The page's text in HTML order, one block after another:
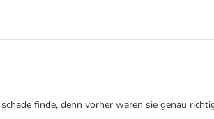
finde, denn vorher waren sie genau